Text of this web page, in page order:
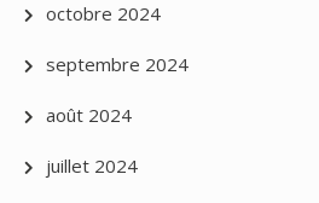
octobre 2024
septembre 2024
août 2024
juillet 2024